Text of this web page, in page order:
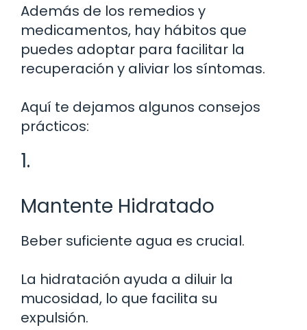
Además de los remedios y
medicamentos, hay hábitos que
puedes adoptar para facilitar la
recuperación y aliviar los síntomas.
Aquí te dejamos algunos consejos
prácticos:
1.
Mantente Hidratado
Beber suficiente agua es crucial.
La hidratación ayuda a diluir la
mucosidad, lo que facilita su
expulsión.